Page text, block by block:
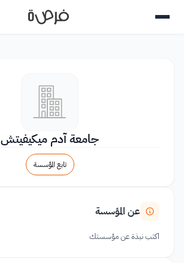
جامعة آدم ميكيفيتش
تابع المؤسسة
عن المؤسسة
اكتب نبذة عن مؤسستك